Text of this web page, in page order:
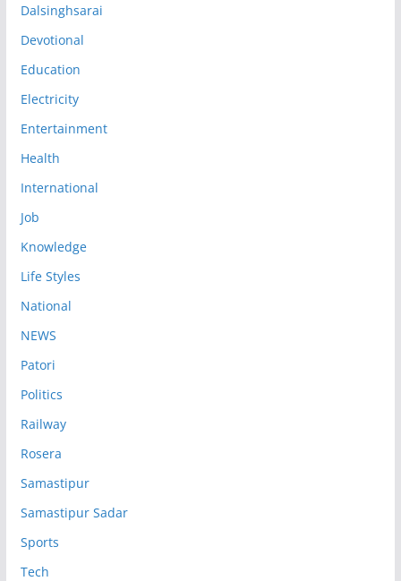
Dalsinghsarai
Devotional
Education
Electricity
Entertainment
Health
International
Job
Knowledge
Life Styles
National
NEWS
Patori
Politics
Railway
Rosera
Samastipur
Samastipur Sadar
Sports
Tech